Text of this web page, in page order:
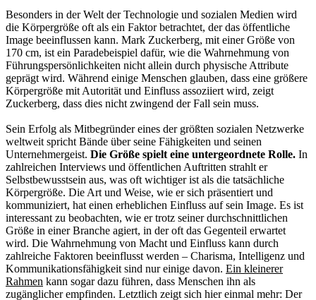
Besonders in der Welt der Technologie und sozialen Medien wird
die Körpergröße oft als ein Faktor betrachtet, der das öffentliche
Image beeinflussen kann. Mark Zuckerberg, mit einer Größe von
170 cm, ist ein Paradebeispiel dafür, wie die Wahrnehmung von
Führungspersönlichkeiten nicht allein durch physische Attribute
geprägt wird. Während einige Menschen glauben, dass eine größere
Körpergröße mit Autorität und Einfluss assoziiert wird, zeigt
Zuckerberg, dass dies nicht zwingend der Fall sein muss.
Sein Erfolg als Mitbegründer eines der größten sozialen Netzwerke
weltweit spricht Bände über seine Fähigkeiten und seinen
Unternehmergeist. Die Größe spielt eine untergeordnete Rolle. In
zahlreichen Interviews und öffentlichen Auftritten strahlt er
Selbstbewusstsein aus, was oft wichtiger ist als die tatsächliche
Körpergröße. Die Art und Weise, wie er sich präsentiert und
kommuniziert, hat einen erheblichen Einfluss auf sein Image. Es ist
interessant zu beobachten, wie er trotz seiner durchschnittlichen
Größe in einer Branche agiert, in der oft das Gegenteil erwartet
wird. Die Wahrnehmung von Macht und Einfluss kann durch
zahlreiche Faktoren beeinflusst werden – Charisma, Intelligenz und
Kommunikationsfähigkeit sind nur einige davon. Ein kleinerer
Rahmen kann sogar dazu führen, dass Menschen ihn als
zugänglicher empfinden. Letztlich zeigt sich hier einmal mehr: Der